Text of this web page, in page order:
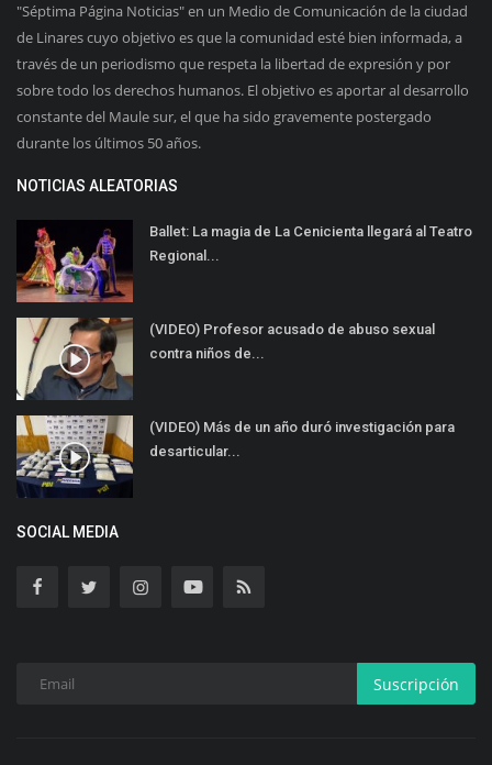
"Séptima Página Noticias" en un Medio de Comunicación de la ciudad
de Linares cuyo objetivo es que la comunidad esté bien informada, a
través de un periodismo que respeta la libertad de expresión y por
sobre todo los derechos humanos. El objetivo es aportar al desarrollo
constante del Maule sur, el que ha sido gravemente postergado
durante los últimos 50 años.
NOTICIAS ALEATORIAS
Ballet: La magia de La Cenicienta llegará al Teatro
Regional...
(VIDEO) Profesor acusado de abuso sexual
contra niños de...
(VIDEO) Más de un año duró investigación para
desarticular...
SOCIAL MEDIA
Suscripción